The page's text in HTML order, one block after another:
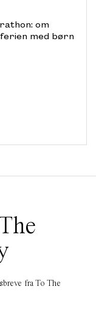
om
med børn
fra To The